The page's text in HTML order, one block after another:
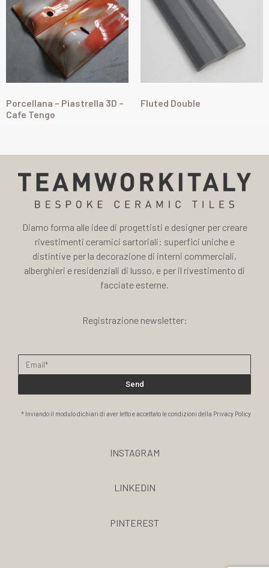
Porcellana – Piastrella 3D –
Cafe Tengo
Fluted Double
Diamo forma alle idee di progettisti e designer per creare
rivestimenti ceramici sartoriali: superfici uniche e
distintive per la decorazione di interni commerciali,
alberghieri e residenziali di lusso, e per il rivestimento di
facciate esterne.
Registrazione newsletter:
Send
* Inviando il modulo dichiari di aver letto e accettato le condizioni della Privacy Policy
INSTAGRAM
LINKEDIN
PINTEREST